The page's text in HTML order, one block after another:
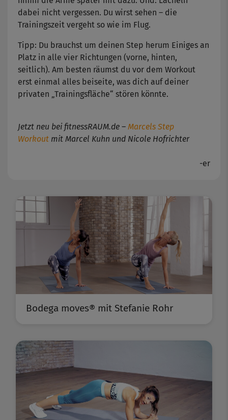
dabei nicht vergessen. Du wirst sehen – die
Trainingszeit vergeht so wie im Flug.
Tipp: Du brauchst um deinen Step herum Einiges an
Platz in alle vier Richtungen (vorne, hinten,
seitlich). Am besten räumst du vor dem Workout
erst einmal alles beiseite, was dich auf deiner
privaten „Trainingsfläche“ stören könnte.
Jetzt neu bei fitnessRAUM.de – Marcels Step
Workout mit Marcel Kuhn und Nicole Hofrichter
-er
Bodega moves® mit Stefanie Rohr